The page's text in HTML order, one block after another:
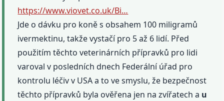
https://www.viovet.co.uk/Bi…
Jde o dávku pro koně s obsahem 100 miligramů
ivermektinu, takže vystačí pro 5 až 6 lidí. Před
použitím těchto veterinárních přípravků pro lidi
varoval v posledních dnech Federální úřad pro
kontrolu léčiv v USA a to ve smyslu, že bezpečnost
těchto přípravků byla ověřena jen na zvířatech a u